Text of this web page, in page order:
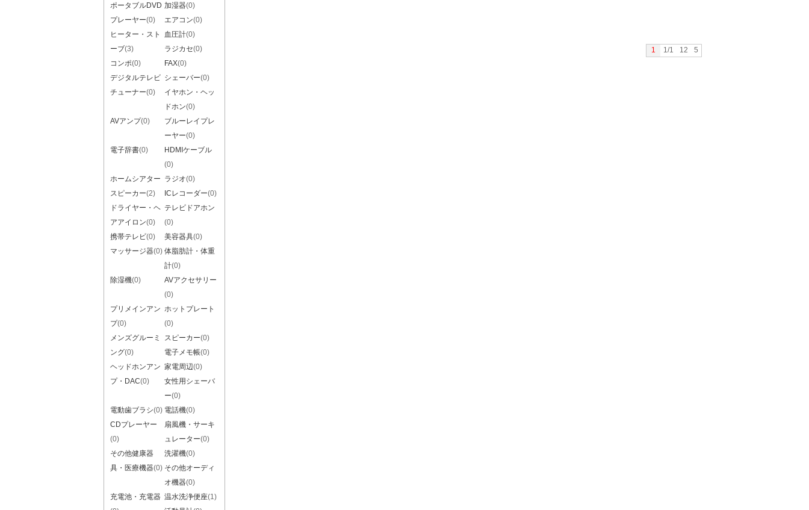
ポータブルDVD
プレーヤー(0)
加湿器(0)
エアコン(0)
ヒーター・スト
ーブ(3)
血圧計(0)
ラジカセ(0)
コンポ(0) FAX(0)
デジタルテレビ
チューナー(0)
シェーバー(0)
イヤホン・ヘッ
ドホン(0)
AVアンプ(0)
ブルーレイプレ
ーヤー(0)
電子辞書(0)
HDMIケーブル
(0)
ホームシアター
スピーカー(2)
ラジオ(0)
ICレコーダー(0)
ドライヤー・ヘ
アアイロン(0)
テレビドアホン
(0)
携帯テレビ(0) 美容器具(0)
マッサージ器(0) 体脂肪計・体重
計(0)
除湿機(0)
AVアクセサリー
(0)
プリメインアン
プ(0)
ホットプレート
(0)
メンズグルーミ
ング(0)
スピーカー(0)
電子メモ帳(0)
ヘッドホンアン
プ・DAC(0)
家電周辺(0)
女性用シェーバ
ー(0)
電動歯ブラシ(0) 電話機(0)
CDプレーヤー
(0)
扇風機・サーキ
ュレーター(0)
その他健康器
具・医療機器(0)
洗濯機(0)
その他オーディ
オ機器(0)
充電池・充電器 温水洗浄便座(1)
1 1/1 12 5